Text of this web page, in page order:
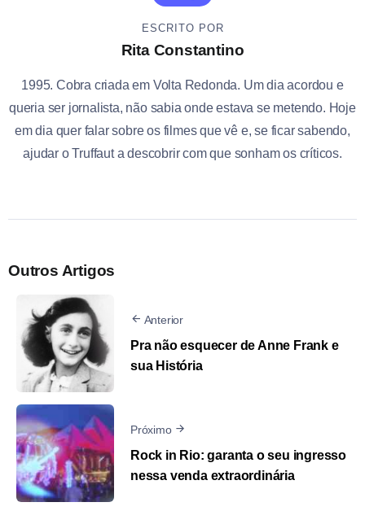
ESCRITO POR
Rita Constantino
1995. Cobra criada em Volta Redonda. Um dia acordou e
queria ser jornalista, não sabia onde estava se metendo. Hoje
em dia quer falar sobre os filmes que vê e, se ficar sabendo,
ajudar o Truffaut a descobrir com que sonham os críticos.
Outros Artigos
Anterior
Pra não esquecer de Anne Frank e
sua História
Próximo
Rock in Rio: garanta o seu ingresso
nessa venda extraordinária